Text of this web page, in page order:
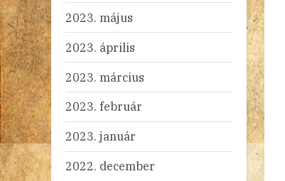
2023. május
2023. április
2023. március
2023. február
2023. január
2022. december